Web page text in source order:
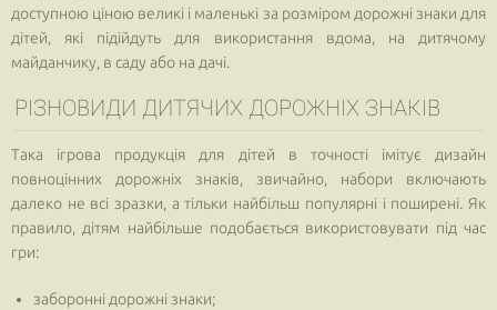
доступною ціною великі і маленькі за розміром дорожні знаки для
дітей, які підійдуть для використання вдома, на дитячому
майданчику, в саду або на дачі.
РІЗНОВИДИ ДИТЯЧИХ ДОРОЖНІХ ЗНАКІВ
Така ігрова продукція для дітей в точності імітує дизайн
повноцінних дорожніх знаків, звичайно, набори включають
далеко не всі зразки, а тільки найбільш популярні і поширені. Як
правило, дітям найбільше подобається використовувати під час
гри:
заборонні дорожні знаки;